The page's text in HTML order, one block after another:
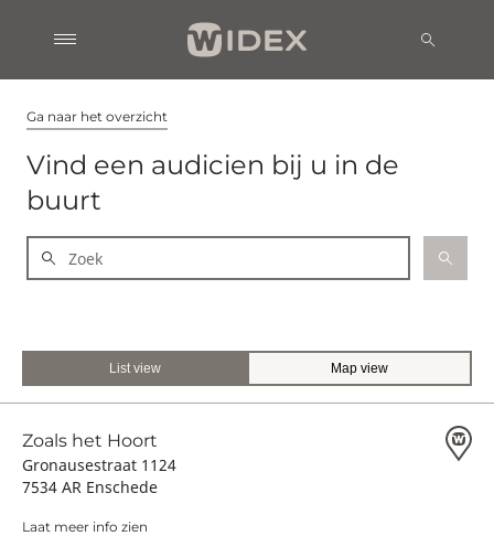
Ga naar het overzicht
Vind een audicien bij u in de
buurt
List view Map view
Zoals het Hoort
Gronausestraat 1124
7534 AR Enschede
Laat meer info zien